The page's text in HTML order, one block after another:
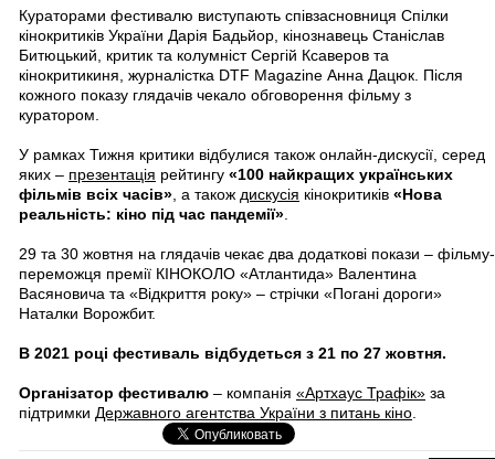
Кураторами фестивалю виступають співзасновниця Спілки
кінокритиків України Дарія Бадьйор, кінознавець Станіслав
Битюцький, критик та колумніст Сергій Ксаверов та
кінокритикиня, журналістка DTF Magazine Анна Дацюк. Після
кожного показу глядачів чекало обговорення фільму з
куратором.
У рамках Тижня критики відбулися також онлайн-дискусії, серед
яких – презентація рейтингу «100 найкращих українських
фільмів всіх часів» , а також дискусія кінокритиків «Нова
реальність: кіно під час пандемії»
29 та 30 жовтня на глядачів чекає два додаткові покази – фільму-
переможця премії КІНОКОЛО «Атлантида» Валентина
Васяновича та «Відкриття року» – стрічки «Погані дороги»
Наталки Ворожбит.
В 2021 році фестиваль відбудеться з 21 по 27 жовтня.
Організатор фестивалю – компанія «Артхаус Трафік» за
підтримки Державного агентства України з питань кіно